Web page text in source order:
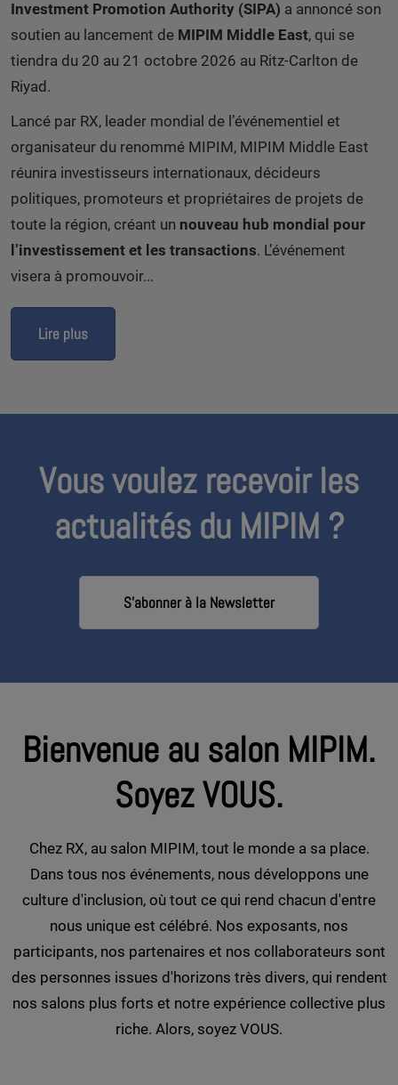
Investment Promotion Authority (SIPA) a annoncé son
soutien au lancement de MIPIM Middle East, qui se
tiendra du 20 au 21 octobre 2026 au Ritz‑Carlton de
Riyad.
Lancé par RX, leader mondial de l’événementiel et
organisateur du renommé MIPIM, MIPIM Middle East
réunira investisseurs internationaux, décideurs
politiques, promoteurs et propriétaires de projets de
toute la région, créant un nouveau hub mondial pour
l’investissement et les transactions. L’événement
visera à promouvoir...
Lire plus
Vous voulez recevoir les
actualités du MIPIM ?
S'abonner à la Newsletter
Bienvenue au salon MIPIM.
Soyez VOUS.
Chez RX, au salon MIPIM, tout le monde a sa place.
Dans tous nos événements, nous développons une
culture d'inclusion, où tout ce qui rend chacun d'entre
nous unique est célébré. Nos exposants, nos
participants, nos partenaires et nos collaborateurs sont
des personnes issues d'horizons très divers, qui rendent
nos salons plus forts et notre expérience collective plus
riche. Alors, soyez VOUS.